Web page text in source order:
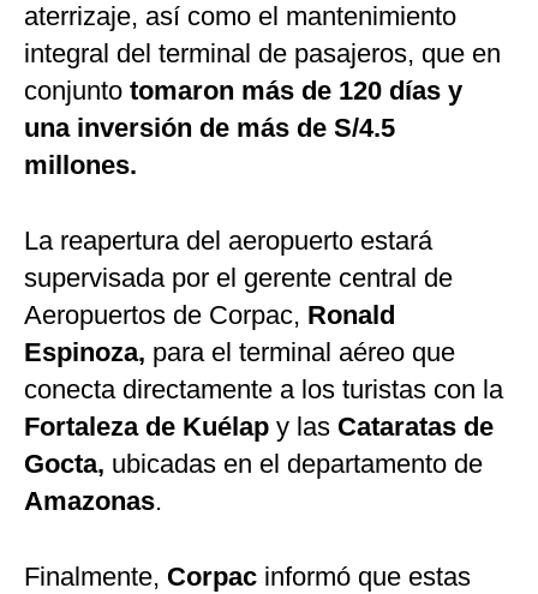
aterrizaje, así como el mantenimiento
integral del terminal de pasajeros, que en
conjunto tomaron más de 120 días y
una inversión de más de S/4.5
millones.
La reapertura del aeropuerto estará
supervisada por el gerente central de
Aeropuertos de Corpac, Ronald
Espinoza, para el terminal aéreo que
conecta directamente a los turistas con la
Fortaleza de Kuélap y las Cataratas de
Gocta, ubicadas en el departamento de
Amazonas.
Finalmente, Corpac informó que estas